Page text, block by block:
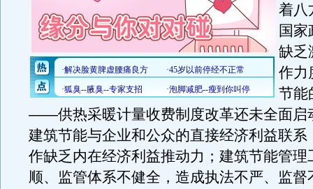
着八
国
缺乏
作力
节能
——供热采暖计量收费制度改革还未全面启
建筑节能与企业和公众的直接经济利益联系
作缺乏内在经济利益推动力；建筑节能管理
顺、监管体系不健全，造成执法不严、监督